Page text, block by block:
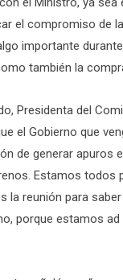
el compromiso de
importante
también la
Presidenta del
el Gobierno que
de generar apuros
Estamos todos
la reunión para
porque estamos